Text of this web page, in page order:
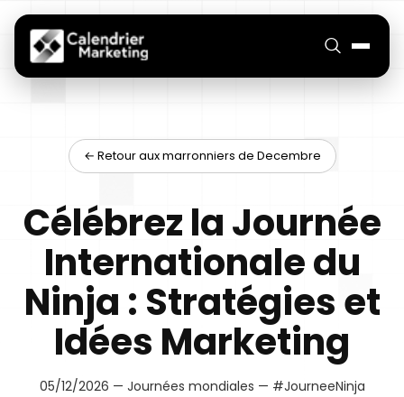
← Retour aux marronniers de Decembre
Célébrez la Journée
Internationale du
Ninja : Stratégies et
Idées Marketing
05/12/2026 — Journées mondiales — #JourneeNinja